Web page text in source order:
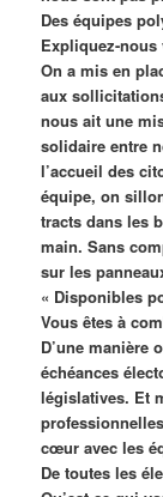
Des équipes
Expliquez-nous
On a mis en
aux
nous ait une
solidaire entre
l’accueil des
équipe, on
tracts dans les
main. Sans
sur les
« Disponibles
Vous êtes à
D’une manière
échéances
législatives. Et
cœur avec les
De toutes les